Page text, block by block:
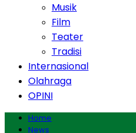
Musik
Film
Teater
Tradisi
Internasional
Olahraga
OPINI
Home
News